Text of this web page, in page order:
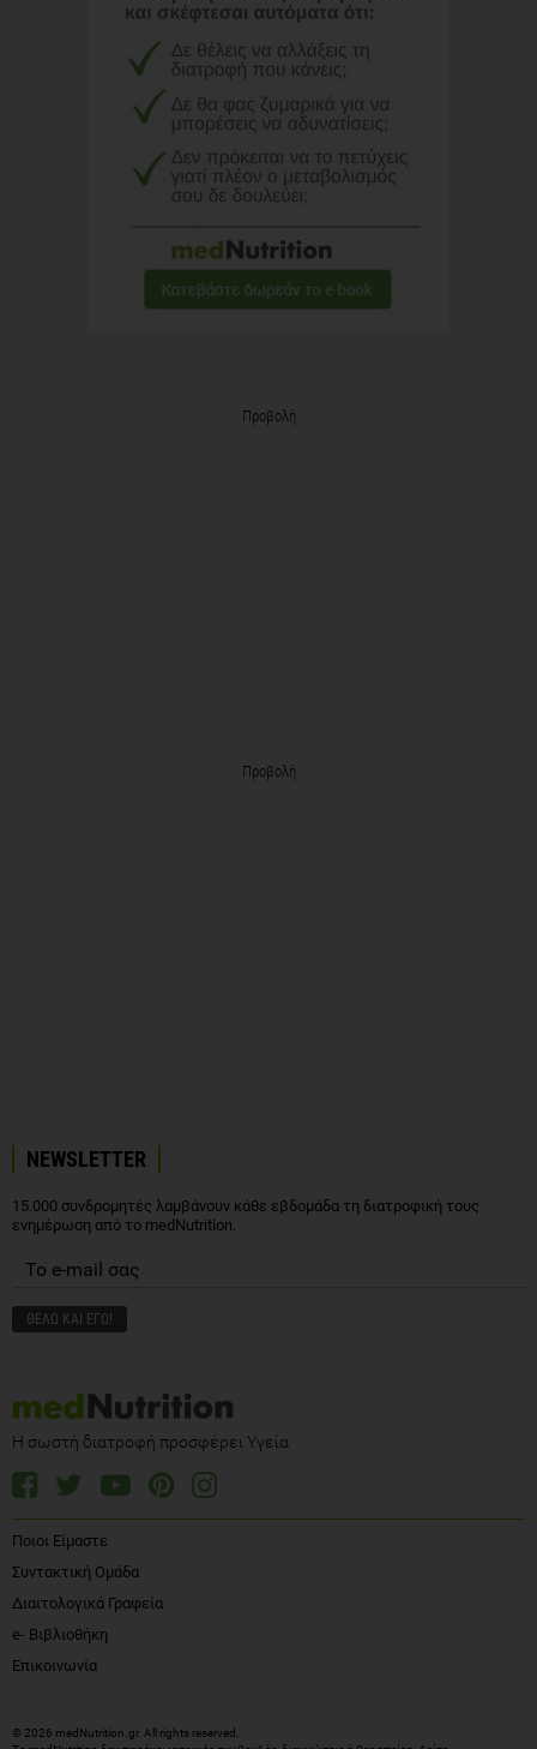
Προβολή
Προβολή
NEWSLETTER
15.000 συνδρομητές λαμβάνουν κάθε εβδομάδα τη διατροφική τους
ενημέρωση από το medNutrition.
Η σωστή διατροφή προσφέρει Υγεία
Ποιοι Είμαστε
Συντακτική Ομάδα
Διαιτολογικά Γραφεία
e- Βιβλιοθήκη
Επικοινωνία
© 2026 medNutrition.gr. All rights reserved.